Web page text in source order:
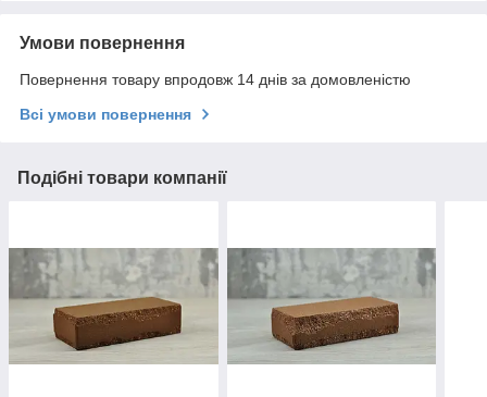
Умови повернення
Повернення товару впродовж 14 днів за домовленістю
Всі умови повернення
Подібні товари компанії